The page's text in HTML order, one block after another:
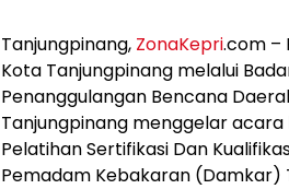
Tanjungpinang, ZonaKepri.com –
Kota Tanjungpinang melalui
Penanggulangan Bencana
Tanjungpinang menggelar
Pelatihan Sertifikasi Dan
Pemadam Kebakaran (Damkar)